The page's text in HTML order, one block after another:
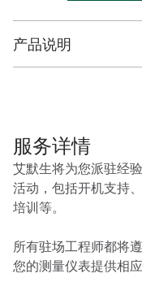
产品说明
服务详情
艾默生将为您派驻经
活动，包括开机支持
培训等。
所有驻场工程师都将
您的测量仪表提供相应